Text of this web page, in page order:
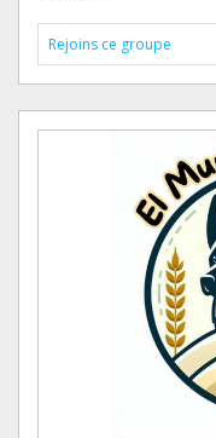
Rejoins ce groupe